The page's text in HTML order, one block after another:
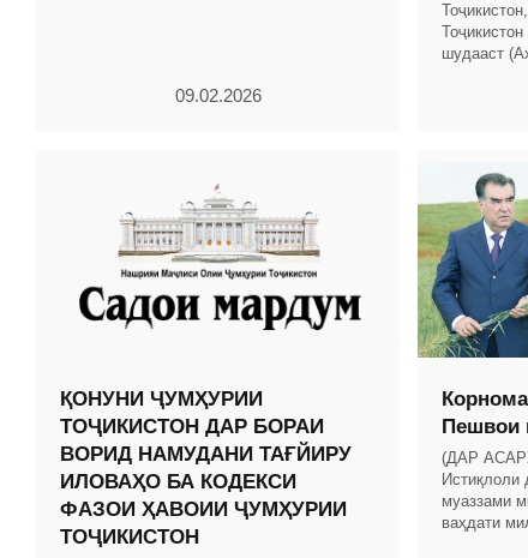
09.02.2026
шудааст
ҚОНУНИ ҶУМҲУРИИ
ТОҶИКИСТОН ДАР БОРАИ
ВОРИД НАМУДАНИ ТАҒЙИРУ
ИЛОВАҲО БА КОДЕКСИ
ФАЗОИ ҲАВОИИ ҶУМҲУРИИ
ТОҶИКИСТОН
Пешвои
(ДАР
Истиқлоли
муаззами
ваҳдати